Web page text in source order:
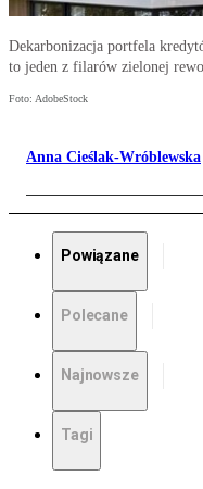
Dekarbonizacja portfela
to jeden z filarów zielonej
Foto: AdobeStock
Anna Cieślak-Wróblewska
Powiązane
Polecane
Najnowsze
Tagi